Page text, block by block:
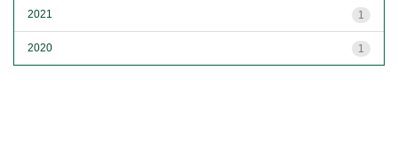
1
2021
1
2020